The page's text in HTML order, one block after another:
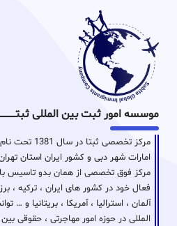
موسسه امور ثبت بین المللی
مرکز تخصصی
امارات شهر دبی و کشور ایران استان
مرکز فوق تخصصی از همان بدو تاسیس
فعال خود در کشور های ایران ، ترکیه ،
آلمان ، استرالیا ، آمریکا ، بریتانیا و
المللی در حوزه امور مهاجرتی ، حقوقی